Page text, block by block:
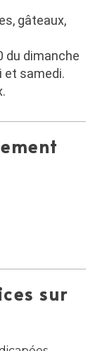
gâteaux,
du dimanche
et samedi.
sur